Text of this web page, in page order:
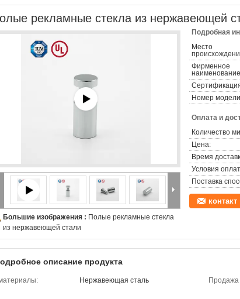
рекламные стекла из нержавеющей
Большие изображения : Полые рекламные стекла
из нержавеющей стали
Подробная
Место
Фирменное
Номер
Оплата и
Количество
Цена:
Время
Условия
Поставка
контакт
описание продукта
Нержавеющая сталь Продажа